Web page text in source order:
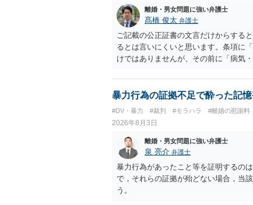
離婚・男女問題に強い弁護士
髙橋 俊太 弁護士
ご記載の公正証書の文言だけからする
るとは言いにくいと思います。条項に
けではありませんが、その前に「病気
す。したがって、大学の入学金、授業
然に半額を請求できる」とまでは言い
歴・収入・資産状況、進学先や費用な
において、養育費の終期についてどの
費」「進学費用」に関する定めの有無
暴力行為の証拠不足で酔った記
#DV・暴力 #裁判 #モラハラ #離婚の慰謝料
2026年8月3日
離婚・男女問題に強い弁護士
泉 亮介 弁護士
暴力行為があったこと等を証明するの
で，それらの証拠が殆どない場合，当
う。